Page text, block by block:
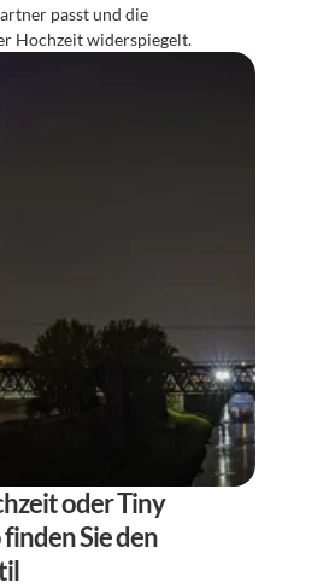
passt und die
Hochzeit widerspiegelt.
oder Tiny
Sie den